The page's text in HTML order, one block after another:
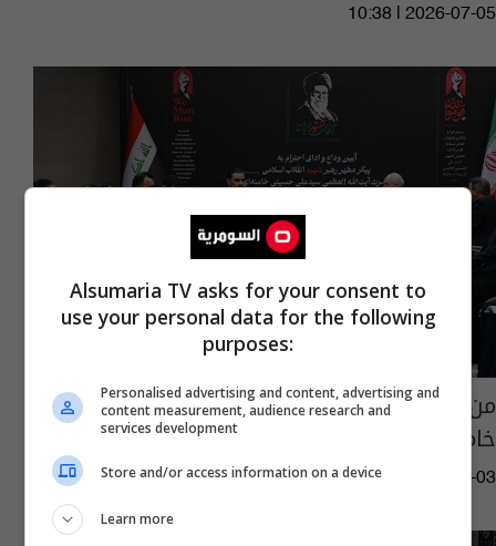
10:38 | 2026-07-05
من يحضر جنازة المرشد الإيراني السيد علي
خامنئي في طهران؟
08:57 | 2026-07-03
Alsumaria TV asks for your consent to
use your personal data for the following
purposes:
Personalised advertising and content, advertising and
content measurement, audience research and
services development
Store and/or access information on a device
Learn more